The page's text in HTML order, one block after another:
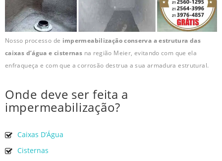
Nosso processo de impermeabilização conserva a estrutura das
caixas d’água e cisternas na região Meier, evitando com que ela
enfraqueça e com que a corrosão destrua a sua armadura estrutural.
Onde deve ser feita a
impermeabilização?
Caixas D’Água
Cisternas